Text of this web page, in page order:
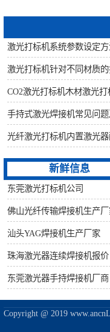
新鲜信息
东莞激光打标机公司
佛山光纤传输焊接机生产
汕头YAG焊接机生产厂家
珠海激光器连续焊接机报价
东莞激光器手持焊接机厂商
Copyright @ 2019